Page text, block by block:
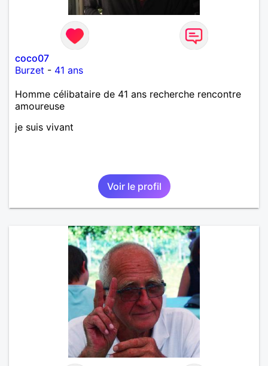
coco07
Burzet - 41 ans
Homme célibataire de 41 ans recherche rencontre
amoureuse
je suis vivant
Voir le profil